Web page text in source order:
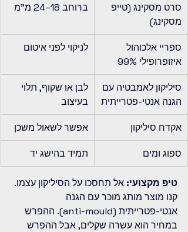
סרט מסקינג (טייפ
מסקינג)
ברוחב 18–24 מ"מ
ספריי אלכוהול
איזופרופילי 99%
לניקוי לפני איטום
סיליקון לאמבטיה עם
הגנה אנטי-פטרייתית
לבן או שקוף, תלוי
בעיצוב
אקדח סיליקון אפשר לשאול משכן
ספוג ומים תמיד בהישג יד
טיפ מקצועי: אל תחסכו על הסיליקון עצמו.
קנו מוצר מותג מוכר עם הגנה
אנטי-פטרייתית (anti-mould). ההפרש
במחיר הוא עשרה שקלים, אבל ההפרש